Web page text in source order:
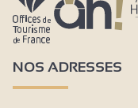
NOS ADRESSES